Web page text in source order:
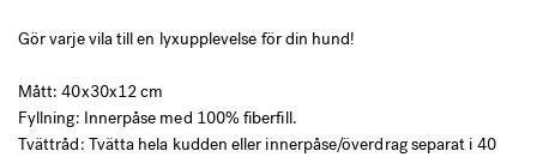
Gör varje vila till en lyxupplevelse för din hund!
Mått: 40x30x12 cm
Fyllning: Innerpåse med 100% fiberfill.
Tvättråd: Tvätta hela kudden eller innerpåse/överdrag separat i 40